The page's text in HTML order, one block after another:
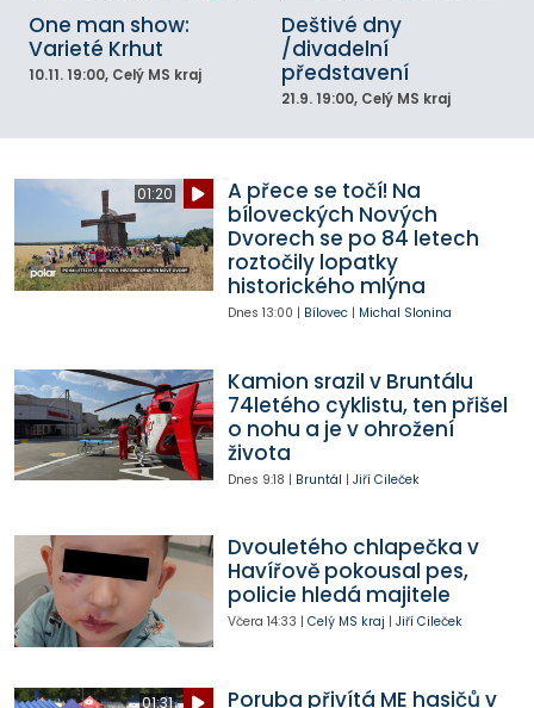
One man show:
Varieté Krhut
10.11. 19:00, Celý MS kraj
Deštivé dny
/divadelní
představení
21.9. 19:00, Celý MS kraj
01:20
A přece se točí! Na
bíloveckých Nových
Dvorech se po 84 letech
roztočily lopatky
historického mlýna
Dnes 13:00 | Bílovec| Michal Slonina
Kamion srazil v Bruntálu
74letého cyklistu, ten přišel
o nohu a je v ohrožení
života
Dnes 9:18 | Bruntál | Jiří Cileček
Dvouletého chlapečka v
Havířově pokousal pes,
policie hledá majitele
Včera 14:33 | Celý MS kraj | Jiří Cileček
01:31 Poruba přivítá ME hasičů v